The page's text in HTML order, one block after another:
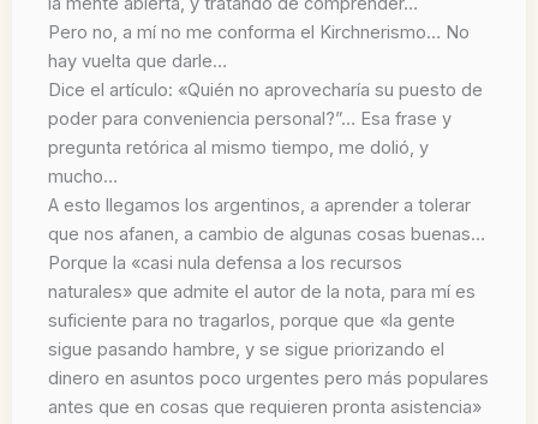
Pero no, a mí no me conforma el Kirchnerismo… No
hay vuelta que darle…
Dice el artículo: «Quién no aprovecharía su puesto de
poder para conveniencia personal?”… Esa frase y
pregunta retórica al mismo tiempo, me dolió, y
mucho…
A esto llegamos los argentinos, a aprender a tolerar
que nos afanen, a cambio de algunas cosas buenas…
Porque la «casi nula defensa a los recursos
naturales» que admite el autor de la nota, para mí es
suficiente para no tragarlos, porque que «la gente
sigue pasando hambre, y se sigue priorizando el
dinero en asuntos poco urgentes pero más populares
antes que en cosas que requieren pronta asistencia»